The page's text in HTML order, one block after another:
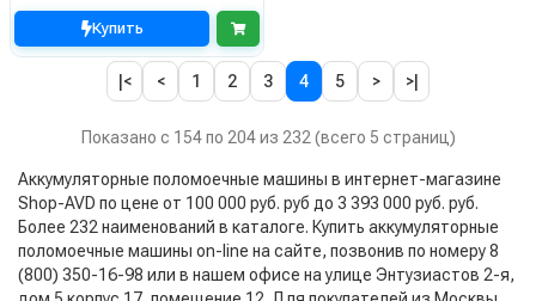
Купить
|< < 1 2 3 4 5 > >|
Показано с 154 по 204 из 232 (всего 5 страниц)
Аккумуляторные поломоечные машины в интернет-магазине
Shop-AVD по цене от 100 000 руб. руб до 3 393 000 руб. руб.
Более 232 наименований в каталоге. Купить аккумуляторные
поломоечные машины on-line на сайте, позвонив по номеру 8
(800) 350-16-98 или в нашем офисе на улице Энтузиастов 2-я,